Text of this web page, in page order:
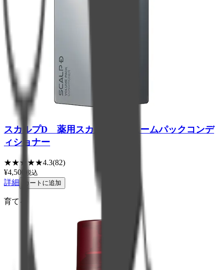
スカルプD 薬用スカルプボリュームパックコンデ
ィショナー
★★★ ★★4.3(82)
¥4,500 税込
詳細 カートに追加
育てる